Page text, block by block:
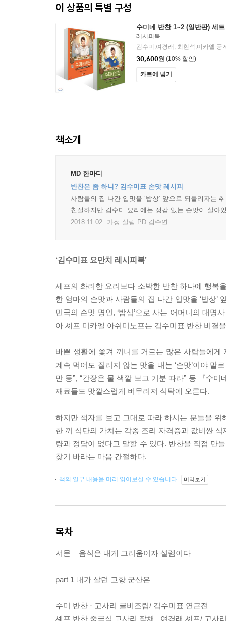
이 상품의 특별 구성
수미네 반찬 1~2 (일반판) 세트
레시피북
김수미,여경래, 최현석,미카엘 공
30,600원 (10% 할인)
카트에 넣기
책소개
MD 한마디
반찬은 좀 하니? 김수미표 손맛 레시피
사람들의 집 나간 입맛을 ‘밥상’ 앞으로 되돌리자는
친절하지만 김수미 요리에는 정감 있는 손맛이 살아
2018.11.02. 가정 살림 PD 김수연
‘김수미표 요만치 레시피북’
셰프의 화려한 요리보다 소박한 반찬 하나에 행복
한 엄마의 손맛과 사람들의 집 나간 입맛을 ‘밥상’
민국의 손맛 명인, ‘밥심’으로 사는 어머니의 대
아 셰프 미카엘 아쉬미노프는 김수미표 반찬 비결
바쁜 생활에 쫓겨 끼니를 거르는 많은 사람들에
계속 먹어도 질리지 않는 맛을 내는 ‘손맛’이야 말
만 둥”, “간장은 물 색깔 보고 기분 따라” 등 『수
재료들도 맛깔스럽게 버무려져 식탁에 오른다.
하지만 책자를 보고 그대로 따라 하시는 분들을
한 끼 식단의 가치는 각종 조리 자격증과 값비싼
량과 정답이 없다고 말할 수 있다. 반찬을 직접 만
찾기 바라는 마음 간절하다.
책의 일부 내용을 미리 읽어보실 수 있습니다. 미리보기
목차
서문 _ 음식은 내게 그리움이자 설렘이다
part 1 내가 살던 고향 군산은
수미 반찬 · 고사리 굴비조림/ 김수미표 연근전
셰프 반찬 중국식 고사리 잡채 _여경래 셰프/ 고사